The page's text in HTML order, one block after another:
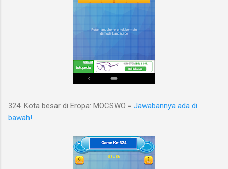
324. Kota besar di Eropa: MOCSWO = Jawabannya ada di
bawah!